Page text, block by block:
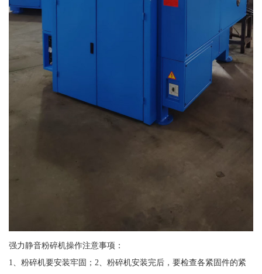
强力静音粉碎机操作注意事项：
1、粉碎机要安装牢固；2、粉碎机安装完后，要检查各紧固件的紧